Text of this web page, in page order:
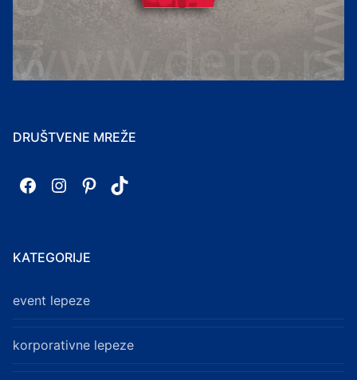
DRUŠTVENE MREŽE
Facebook
Instagram
Pinterest
TikTok
KATEGORIJE
event lepeze
korporativne lepeze